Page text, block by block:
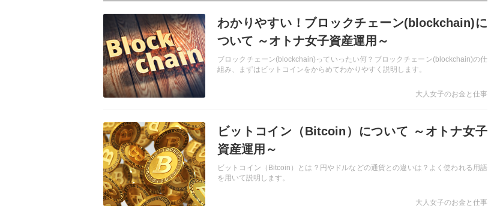
わかりやすい！ブロックチェーン(blockchain)に
ついて ～オトナ女子資産運用～
ブロックチェーン(blockchain)っていったい何？ブロックチェーン(blockchain)の仕
組み、まずはビットコインをからめてわかりやすく説明します。
大人女子のお金と仕事
ビットコイン（Bitcoin）について ～オトナ女子
資産運用～
ビットコイン（Bitcoin）とは？円やドルなどの通貨との違いは？よく使われる用語
を用いて説明します。
大人女子のお金と仕事